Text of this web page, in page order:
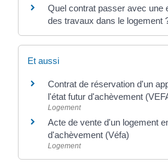
Quel contrat passer avec une
des travaux dans le logement
Et aussi
Contrat de réservation d'un
l'état futur d'achèvement
Logement
Acte de vente d'un logement
d'achèvement (Véfa)
Logement